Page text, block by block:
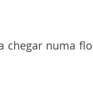
chegar numa